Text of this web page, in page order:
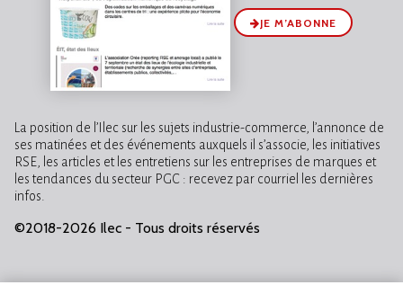
JE M’ABONNE
La position de l’Ilec sur les sujets industrie-commerce, l’annonce de
ses matinées et des événements auxquels il s’associe, les initiatives
RSE, les articles et les entretiens sur les entreprises de marques et
les tendances du secteur PGC : recevez par courriel les dernières
infos.
©2018-2026 Ilec - Tous droits réservés